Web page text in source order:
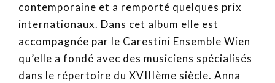
contemporaine et a remporté quelques prix
internationaux. Dans cet album elle est
accompagnée par le Carestini Ensemble Wien
qu’elle a fondé avec des musiciens spécialisés
dans le répertoire du XVIIIème siècle. Anna